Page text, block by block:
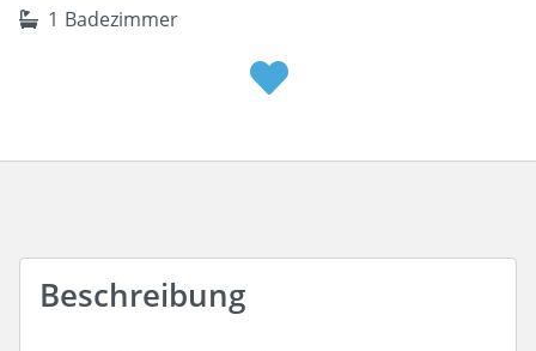
Badezimmer
1
Beschreibung